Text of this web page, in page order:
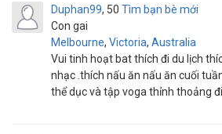
Duphan99
Con gai
50
Melbourne, Victoria, Australia
Tìm bạn bè mới
Vui tinh hoạt bat thích đi du lịch
nhạc .thích nấu ăn nấu ăn cuối
thể dục và tập voga thỉnh thoảng